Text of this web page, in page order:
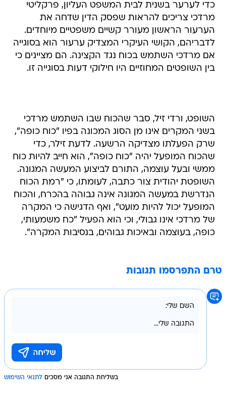
כדי לערער בשנית לבית המשפט העליון, פרקליטי
מרדכי צריכים להראות שפסק הדין שדחה את
הערעור הראשון מעורר קשיים משפטיים מיוחדים.
לדבריהם, הקושי העיקרי המצדיק ערעור הוא בסוגייה
אם מרדכי השתמש בכוח נגד הקצינה. הם מציינים כי
בין השופטים המחוזיים היו חילוקי דעות בסוגייה זו.
השופט, ורדי זיל, סבר שהכוח שבו השתמש מרדכי
בשני המקרים אינו מן הסוג המכונה בפיו "כוח כופה",
שרק הפעלתו מצדיקה הרשעה. לדעת זילר, כדי
שהכוח המופעל יהיה "כוח כופה", הוא חייב להיות כוח
ממשי ובעל עוצמה, התורם לביצוע המעשה המגונה.
השופטת יהודית צור כתבה, לעומתו, כי "רמת הכוח
הנדרשת במעשה המגונה אינה גבוהה בהכרח, והכוח
המופעל יכול להיות מועט", ואף הדגישה כי המקרה
של מרדכי אינו גבולי, וכי הוא הפעיל "כח משמעותי,
כופה, בעוצמה ובאיכות גבוהים, בנסיבות המקרה".
טרם התפרסמו תגובות
בשליחת התגובה אני מסכים לתנאי השימוש